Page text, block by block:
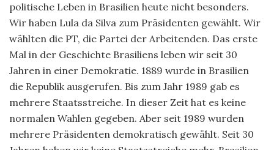
politische Leben in Brasilien heute nicht besonders.
Wir haben Lula da Silva zum Präsidenten gewählt. Wir
wählten die PT, die Partei der Arbeitenden. Das erste
Mal in der Geschichte Brasiliens leben wir seit 30
Jahren in einer Demokratie. 1889 wurde in Brasilien
die Republik ausgerufen. Bis zum Jahr 1989 gab es
mehrere Staatsstreiche. In dieser Zeit hat es keine
normalen Wahlen gegeben. Aber seit 1989 wurden
mehrere Präsidenten demokratisch gewählt. Seit 30